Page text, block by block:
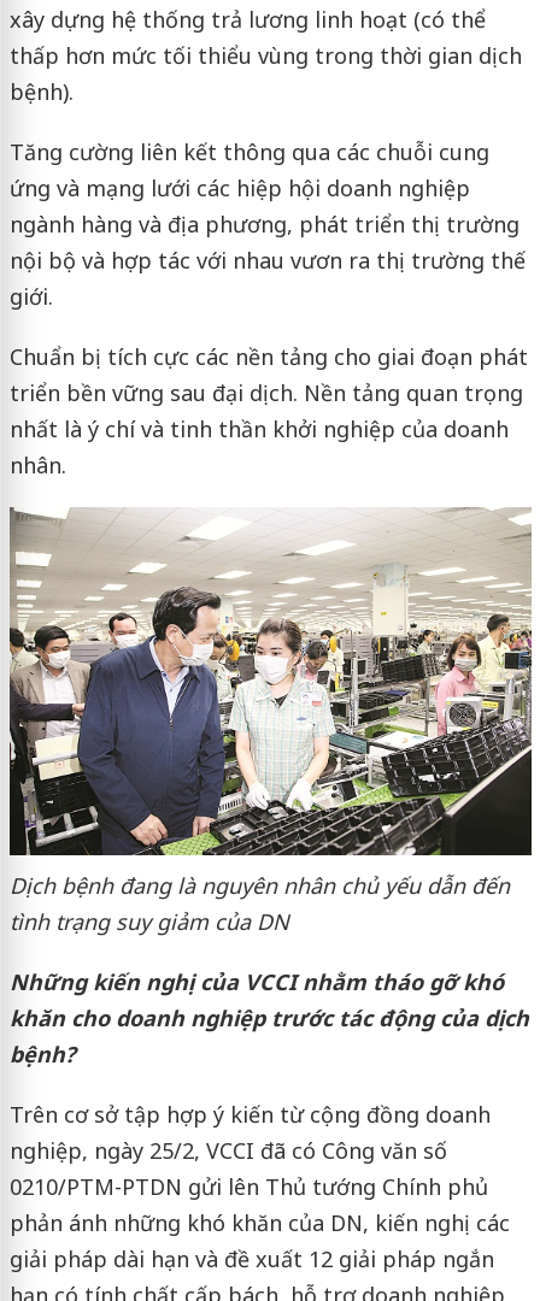
xây dựng hệ thống trả lương linh hoạt (có thể
thấp hơn mức tối thiểu vùng trong thời gian dịch
bệnh).
Tăng cường liên kết thông qua các chuỗi cung
ứng và mạng lưới các hiệp hội doanh nghiệp
ngành hàng và địa phương, phát triển thị trường
nội bộ và hợp tác với nhau vươn ra thị trường thế
giới.
Chuẩn bị tích cực các nền tảng cho giai đoạn phát
triển bền vững sau đại dịch. Nền tảng quan trọng
nhất là ý chí và tinh thần khởi nghiệp của doanh
nhân.
Dịch bệnh đang là nguyên nhân chủ yếu dẫn đến
tình trạng suy giảm của DN
Những kiến nghị của VCCI nhằm tháo gỡ khó
khăn cho doanh nghiệp trước tác động của dịch
bệnh?
Trên cơ sở tập hợp ý kiến từ cộng đồng doanh
nghiệp, ngày 25/2, VCCI đã có Công văn số
0210/PTM-PTDN gửi lên Thủ tướng Chính phủ
phản ánh những khó khăn của DN, kiến nghị các
giải pháp dài hạn và đề xuất 12 giải pháp ngắn
hạn có tính chất cấp bách, hỗ trợ doanh nghiệp